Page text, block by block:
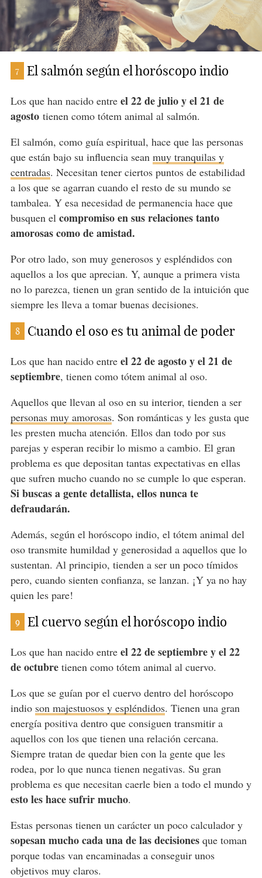
7 El salmón según el horóscopo indio
Los que han nacido entreel 22 de julio y el 21 de
agostotienen como tótem animal al salmón.
El salmón, como guía espiritual, hace que las personas
que están bajo su influencia sean muy tranquilas y
centradas. Necesitan tener ciertos puntos de estabilidad
a los que se agarran cuando el resto de su mundo se
tambalea. Y esa necesidad de permanencia hace que
busquen el compromiso en sus relaciones tanto
amorosas como de amistad.
Por otro lado, son muy generosos y espléndidos con
aquellos a los que aprecian. Y, aunque a primera vista
no lo parezca, tienen un gran sentido de la intuición que
siempre les lleva a tomar buenas decisiones.
8 Cuando el oso es tu animal de poder
Los que han nacido entre el 22 de agosto y el 21 de
septiembre, tienen como tótem animal al oso.
Aquellos que llevan al oso en su interior, tienden a ser
personas muy amorosas. Son románticas y les gusta que
les presten mucha atención. Ellos dan todo por sus
parejas y esperan recibir lo mismo a cambio. El gran
problema es que depositan tantas expectativas en ellas
que sufren mucho cuando no se cumple lo que esperan.
Si buscas a gente detallista, ellos nunca te
defraudarán.
Además, según el horóscopo indio, el tótem animal del
oso transmite humildad y generosidad a aquellos que lo
sustentan. Al principio, tienden a ser un poco tímidos
pero, cuando sienten confianza, se lanzan. ¡Y ya no hay
quien les pare!
9 El cuervo según el horóscopo indio
Los que han nacido entre el 22 de septiembre y el 22
de octubretienen como tótem animal al cuervo.
Los que se guían por el cuervo dentro del horóscopo
indio son majestuosos y espléndidos. Tienen una gran
energía positiva dentro que consiguen transmitir a
aquellos con los que tienen una relación cercana.
Siempre tratan de quedar bien con la gente que les
rodea, por lo que nunca tienen negativas. Su gran
problema es que necesitan caerle bien a todo el mundo y
esto les hace sufrir mucho.
Estas personas tienen un carácter un poco calculador y
sopesan mucho cada una de las decisionesque toman
porque todas van encaminadas a conseguir unos
objetivos muy claros.